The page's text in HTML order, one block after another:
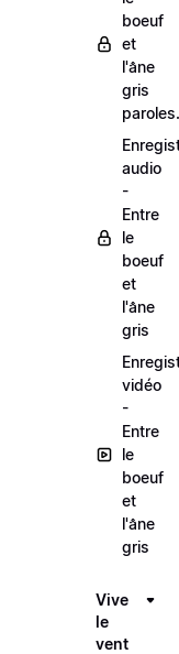
boeuf
et
l'âne
gris
audio
-
Entre
le
boeuf
et
l'âne
gris
vidéo
-
Entre
le
boeuf
et
l'âne
gris
Vive
le
vent